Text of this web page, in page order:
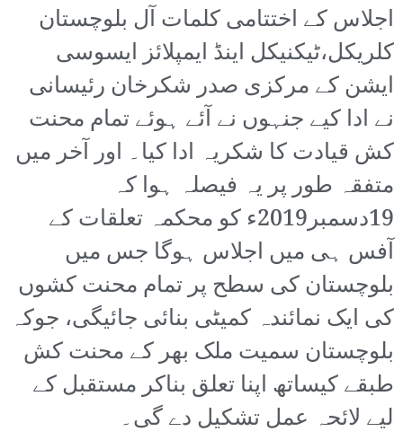
اجلاس کے اختتامی کلمات آل بلوچستان
کلریکل،ٹیکنیکل اینڈ ایمپلائز ایسوسی
ایشن کے مرکزی صدر شکرخان رئیسانی
نے ادا کیے جنہوں نے آئے ہوئے تمام محنت
کش قیادت کا شکریہ ادا کیا۔ اور آخر میں
متفقہ طور پر یہ فیصلہ ہوا کہ
19دسمبر2019ء کو محکمہ تعلقات کے
آفس ہی میں اجلاس ہوگا جس میں
بلوچستان کی سطح پر تمام محنت کشوں
کی ایک نمائندہ کمیٹی بنائی جائیگی، جوکہ
بلوچستان سمیت ملک بھر کے محنت کش
طبقے کیساتھ اپنا تعلق بناکر مستقبل کے
لیے لائحہ عمل تشکیل دے گی۔